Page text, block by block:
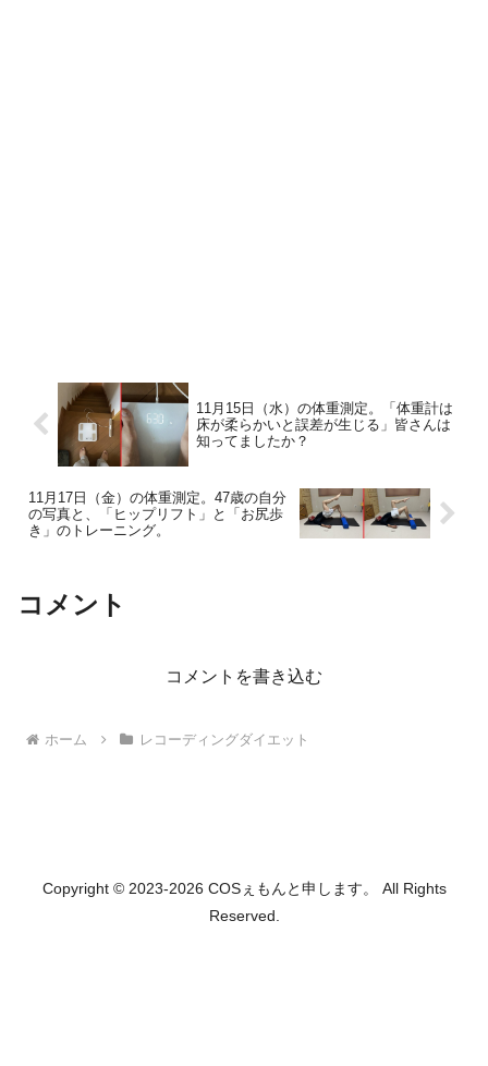
11月15日（水）の体重測定。「体重計は
床が柔らかいと誤差が生じる」皆さんは
知ってましたか？
11月17日（金）の体重測定。47歳の自分
の写真と、「ヒップリフト」と「お尻歩
き」のトレーニング。
コメント
コメントを書き込む
ホーム レコーディングダイエット
Copyright © 2023-2026 COSぇもんと申します。 All Rights
Reserved.